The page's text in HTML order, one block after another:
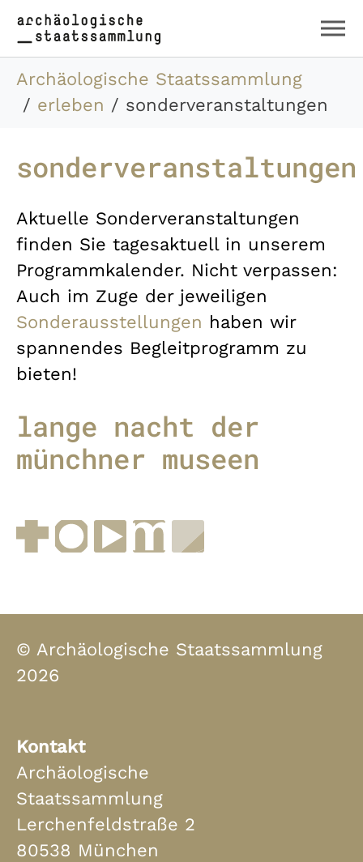
Zum Hauptinhalt springen
Skip to page footer
Sie sind hier:
Archäologische Staatssammlung
erleben
sonderveranstaltungen
sonderveranstaltungen
Aktuelle Sonderveranstaltungen
finden Sie tagesaktuell in unserem
Programmkalender. Nicht verpassen:
Auch im Zuge der jeweiligen
Sonderausstellungen haben wir
spannendes Begleitprogramm zu
bieten!
lange nacht der
münchner museen
Facebook
Instagram
YouTubemuenchen.de
Museen in Bayern
© Archäologische Staatssammlung
2026
Kontakt
Archäologische
Staatssammlung
Lerchenfeldstraße 2
80538 München